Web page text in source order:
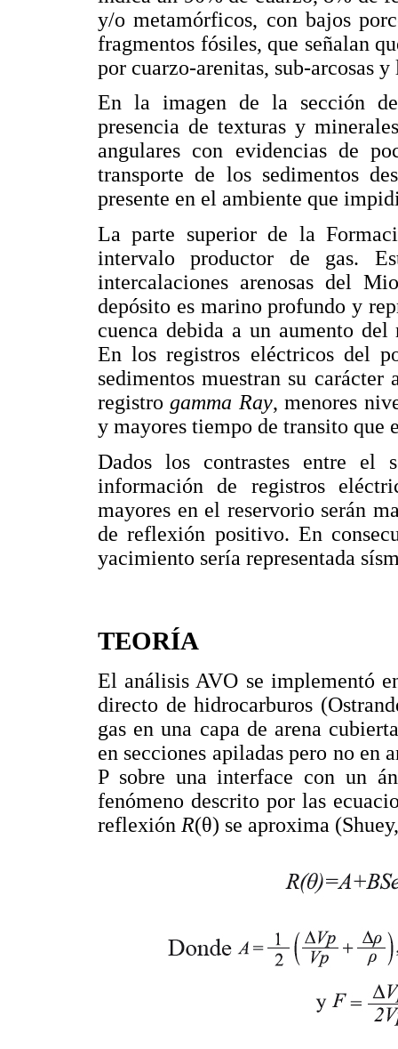
y/o metamórficos, con bajos
fragmentos fósiles, que señalan
por cuarzo-arenitas, sub-arcosas
En la imagen de la sección
presencia de texturas y
angulares con evidencias de
transporte de los sedimentos
presente en el ambiente que
La parte superior de la
intervalo productor de gas.
intercalaciones arenosas del
depósito es marino profundo y
cuenca debida a un aumento
En los registros eléctricos del
sedimentos muestran su
registrogamma Ray, menores
y mayores tiempo de transito que
Dados los contrastes entre el
información de registros
mayores en el reservorio serán
de reflexión positivo. En
yacimiento sería representada
TEORÍA
El análisis AVO se implementó
directo de hidrocarburos
gas en una capa de arena
en secciones apiladas pero no en
P sobre una interface con un
fenómeno descrito por las
reflexión R(θ) se aproxima